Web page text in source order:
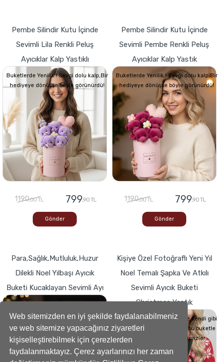
Web sitemizden en iyi şekilde faydalanabilmeniz
ve web sitemize yapacağınız ziyaretleri
kişiselleştirebilmek için çerezlerden
faydalanmaktayız. Çerez ayarlarınızı her zaman
Pembe Silindir Kutu İçinde
Sevimli Lila Renkli Peluş
Ayıcıklar Kalp Yastıklı
Buketlerde Yenilik ! Sevgi dolu kalp,Bir
hediyeye dönüşse böyle görünürdü!
1190,00 TL 799,90 TL
Gönder
Pembe Silindir Kutu İçinde
Sevimli Pembe Renkli Peluş
Ayıcıklar Kalp Yastık
Buketlerde Yenilik ! Sevgi dolu kalp,Bir
hediyeye dönüşse böyle görünürdü!
1190,00 TL 799,90 TL
Gönder
Para,Sağlık,Mutluluk,Huzur
Dilekli Noel Yılbaşı Ayıcık
Buketi Kucaklayan Sevimli Ayı
hediyeye dönüşse böyle görünürdü!
Kişiye Özel Fotoğraflı Yeni Yıl
Noel Temalı Şapka Ve Atkılı
Sevimli Ayıcık Buketi
Christmas Yastık
Sevdiklerinizin Kalplerini de kendi gibi
yumuşacık hale getirecek bu buketle
sevdiklerinize küçük süprizler